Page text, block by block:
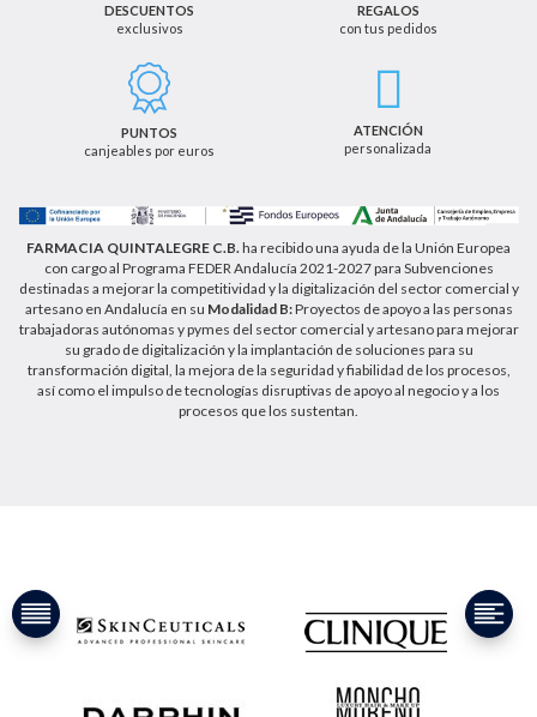
cancelación u oposición, así como los derechos
adicionales que le asisten a través de la dirección
de email info@farmaciaquintalegregranada.es, así
como a través de los medios detallados en la
información adicional sobre nuestra política de
privacidad que puede consultar en la dirección web
DESCUENTOS
exclusivos
REGALOS
con tus pedidos
PUNTOS
canjeables por euros
ATENCIÓN
personalizada
FARMACIA QUINTALEGRE C.B.ha recibido una ayuda de la Unión Europea
con cargo al Programa FEDER Andalucía 2021-2027 para Subvenciones
destinadas a mejorar la competitividad y la digitalización del sector comercial y
artesano en Andalucía en su Modalidad B:Proyectos de apoyo a las personas
trabajadoras autónomas y pymes del sector comercial y artesano para mejorar
su grado de digitalización y la implantación de soluciones para su
transformación digital, la mejora de la seguridad y fiabilidad de los procesos,
así como el impulso de tecnologías disruptivas de apoyo al negocio y a los
procesos que los sustentan.